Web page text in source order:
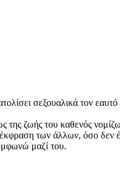
σεξουαλικά τον
ζωής του καθενός
των άλλων, όσο δεν
μαζί του.